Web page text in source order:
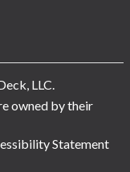
LLC.
owned by their
Statement